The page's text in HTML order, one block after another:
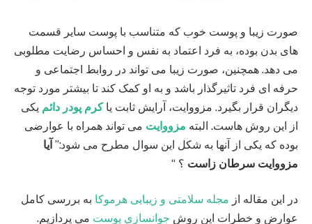
صورت زیبا و پوست خوب که متناسب با پوست سایر قسمت
های بدن بوده، به فرد اعتماد به نفس و احساس رضایت مطلوبی
می‌ دهد. همچنین، صورت زیبا می‌ تواند در روابط اجتماعی و
حرفه‌ ای فرد تاثیرگذار باشد و به او کمک کند تا بیشتر مورد توجه
دیگران قرار بگیرد. مزووایت، آرایش ثابت یاکرم پودر دائم یکی
از این روش هاست. البته مزووایت می تواند همراه با عوارضی
بوده که یکی از آنها به شکل این سوال مطرح می شود:” آیا
مزووایت سرطان زاست ؟ “
در این مقاله از مجله سلامتی و زیبایی هرموکا به بررسی کامل
عوارض و خطرات این روش جوانسازی پوست می پردازیم.